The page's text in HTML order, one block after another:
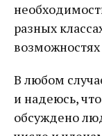
разных
В любом
и надеюсь,
обсуждено